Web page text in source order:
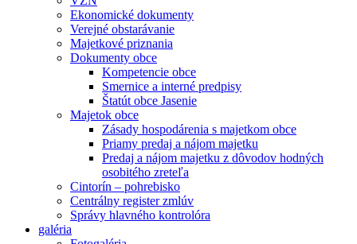
Ekonomické dokumenty
Verejné obstarávanie
Majetkové priznania
Dokumenty obce
Kompetencie obce
Smernice a interné predpisy
Štatút obce Jasenie
Majetok obce
Zásady hospodárenia s majetkom obce
Priamy predaj a nájom majetku
Predaj a nájom majetku z dôvodov hodných
osobitého zreteľa
Cintorín – pohrebisko
Centrálny register zmlúv
Správy hlavného kontrolóra
galéria